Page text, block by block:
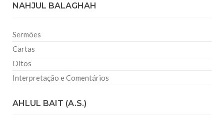
NAHJUL BALAGHAH
Sermões
Cartas
Ditos
Interpretação e Comentários
AHLUL BAIT (A.S.)